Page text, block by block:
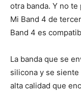
otra banda. Y no te
Mi Band 4 de
Band 4 es
La banda que se
silicona y se siente
alta calidad que